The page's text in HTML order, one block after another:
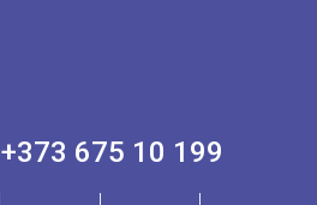
+373 675 10 199